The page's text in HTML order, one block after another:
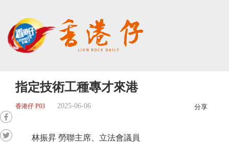
指定技術工種專才來港
香港仔 P03 2025-06-06 分享
林振昇 勞聯主席、立法會議員